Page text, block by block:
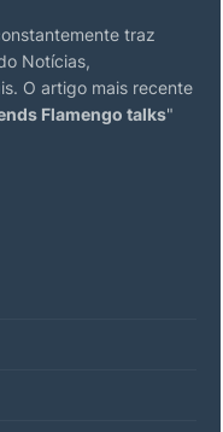
traz
Notícias,
O artigo mais recente
Flamengo talks"